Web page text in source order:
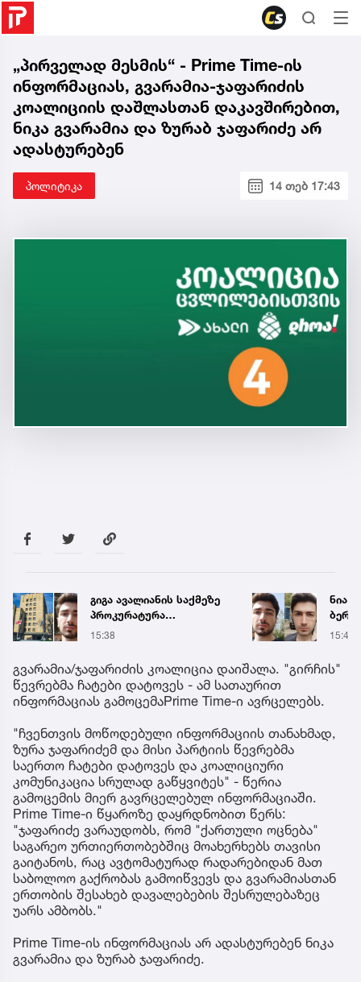
„პირველად მესმის“ - Prime Time-ის
ინფორმაციას, გვარამია-ჯაფარიძის
კოალიციის დაშლასთან დაკავშირებით,
ნიკა გვარამია და ზურაბ ჯაფარიძე არ
ადასტურებენ
პოლიტიკა 14 თებ 17:43
გიგა ავალიანის საქმეზე
პროკურატურა
განცხადებას ავრცელებს
15:38
ნია
15:40
გვარამია/ჯაფარიძის კოალიცია დაიშალა. "გირჩის"
წევრებმა ჩატები დატოვეს - ამ სათაურით
ინფორმაციას გამოცემაPrime Time-ი ავრცელებს.
"ჩვენთვის მოწოდებული ინფორმაციის თანახმად,
ზურა ჯაფარიძემ და მისი პარტიის წევრებმა
საერთო ჩატები დატოვეს და კოალიციური
კომუნიკაცია სრულად გაწყვიტეს" - წერია
გამოცემის მიერ გავრცელებულ ინფორმაციაში.
Prime Time-ი წყაროზე დაყრდნობით წერს:
"ჯაფარიძე ვარაუდობს, რომ "ქართული ოცნება"
საგარეო ურთიერთობებშიც მოახერხებს თავისი
გაიტანოს, რაც ავტომატურად რადარებიდან მათ
საბოლოო გაქრობას გამოიწვევს და გვარამიასთან
ერთობის შესახებ დავალებების შესრულებაზეც
უარს ამბობს."
Prime Time-ის ინფორმაციას არ ადასტურებენ ნიკა
გვარამია და ზურაბ ჯაფარიძე.